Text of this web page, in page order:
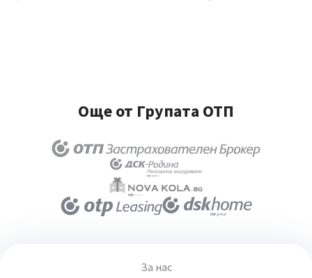
Още от Групата ОТП
За нас